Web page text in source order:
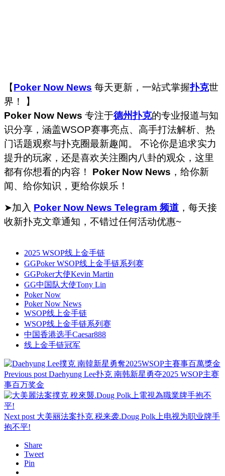
【Poker Now News 每天更新，一站式掌握扑克世
界！ 】
Poker Now News 专注于德州扑克的专业报道与知
识分享，涵盖WSOP赛事亮点、高手打法解析、热
门话题观察与扑克圈最新趣闻。 不论你是追求实力
提升的玩家，还是喜欢关注圈内八卦的观众，这里
都有你想看的内容！ Poker Now News ，给你新
闻、给你知识，更给你娱乐！
➤加入 Poker Now News Telegram 频道 ，每天接
收新扑克文章通知，不错过任何活动优惠~
2025 WSOP线上金手链
GGPoker WSOP线上金手链系列赛
GGPoker大使Kevin Martin
GG中国队大使Tony Lin
Poker Now
Poker Now News
WSOP线上金手链
WSOP线上金手链系列赛
中国香港选手Caesar888
线上金手链冠军
Previous post Daehyung Lee扑克 南韩新星勇夺2025 WSOP主赛
事百万奖金
Next post 大美丽法案扑克 税来袭.Doug Polk上电视为职业牌手
抱不平!
Share
Tweet
Pin